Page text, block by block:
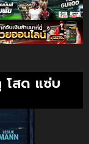
โสด แซ่บ